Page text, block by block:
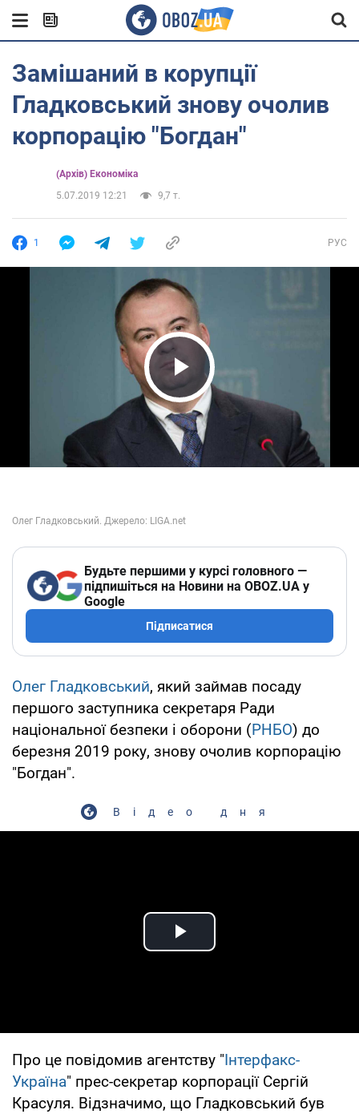
Замішаний в корупції
Гладковський знову очолив
корпорацію "Богдан"
(Архів) Економіка
5.07.2019 12:21
9,7 т.
1 РУС
Play Video
Будьте першими у курсі головного —
підпишіться на Новини на OBOZ.UA у
Google
Підписатися
Олег Гладковський, який займав посаду
першого заступника секретаря Ради
національної безпеки і оборони (РНБО) до
березня 2019 року, знову очолив корпорацію
"Богдан".
Відео дня
Play Video
Про це повідомив агентству "Інтерфакс-
Україна" прес-секретар корпорації Сергій
Красуля. Відзначимо, що Гладковський був